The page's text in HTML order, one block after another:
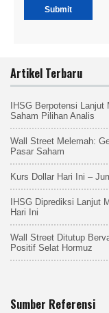
Artikel Terbaru
IHSG Berpotensi
Saham Pilihan Analis
Wall Street Melemah:
Pasar Saham
Kurs Dollar Hari Ini –
IHSG Diprediksi Lanjut
Hari Ini
Wall Street Ditutup
Positif Selat Hormuz
Sumber Referensi